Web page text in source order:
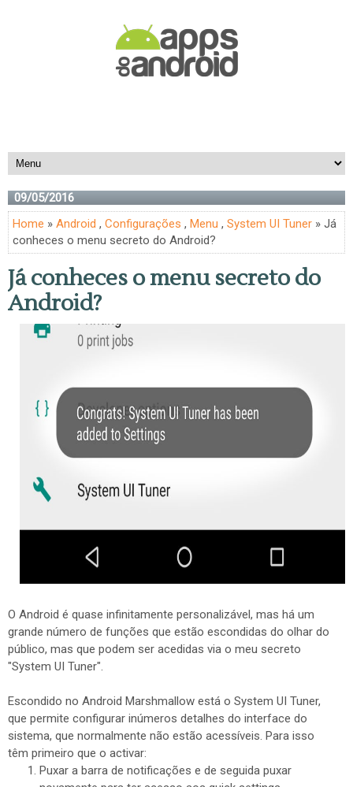
09/05/2016
Home » Android , Configurações , Menu , System UI Tuner » Já
conheces o menu secreto do Android?
Já conheces o menu secreto do
Android?
O Android é quase infinitamente personalizável, mas há um
grande número de funções que estão escondidas do olhar do
público, mas que podem ser acedidas via o meu secreto
"System UI Tuner".
Escondido no Android Marshmallow está o System UI Tuner,
que permite configurar inúmeros detalhes do interface do
sistema, que normalmente não estão acessíveis. Para isso
têm primeiro que o activar:
Puxar a barra de notificações e de seguida puxar